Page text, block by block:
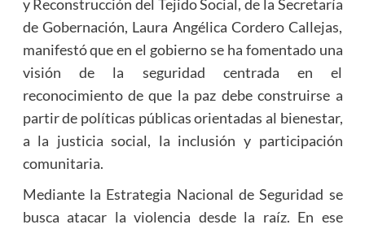
y Reconstrucción del Tejido Social, de la Secretaría
de Gobernación, Laura Angélica Cordero Callejas,
manifestó que en el gobierno se ha fomentado una
visión de la seguridad centrada en el
reconocimiento de que la paz debe construirse a
partir de políticas públicas orientadas al bienestar,
a la justicia social, la inclusión y participación
comunitaria.
Mediante la Estrategia Nacional de Seguridad se
busca atacar la violencia desde la raíz. En ese